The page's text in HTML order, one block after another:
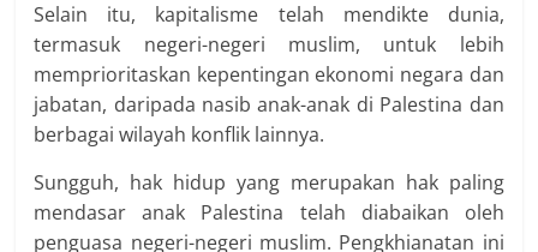
Selain itu, kapitalisme telah mendikte dunia,
termasuk negeri-negeri muslim, untuk lebih
memprioritaskan kepentingan ekonomi negara dan
jabatan, daripada nasib anak-anak di Palestina dan
berbagai wilayah konflik lainnya.
Sungguh, hak hidup yang merupakan hak paling
mendasar anak Palestina telah diabaikan oleh
penguasa negeri-negeri muslim. Pengkhianatan ini